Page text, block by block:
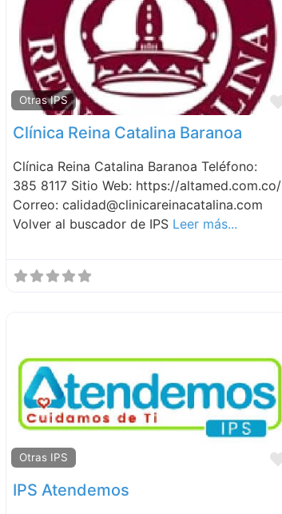
Otras IPS
Clínica Reina Catalina Baranoa
Clínica Reina Catalina Baranoa Teléfono:
385 8117 Sitio Web: https://altamed.com.co/
Correo: calidad@clinicareinacatalina.com
Volver al buscador de IPS Leer más...
Otras IPS
IPS Atendemos